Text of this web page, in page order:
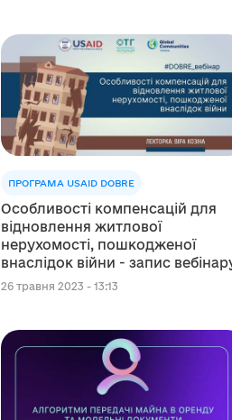
ПРОГРАМА USAID DOBRE
Особливості компенсацій для
відновлення житлової
нерухомості, пошкодженої
внаслідок війни - запис
26 травня 2023 - 13:13